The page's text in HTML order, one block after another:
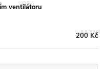
ventilátoru
200 Kč